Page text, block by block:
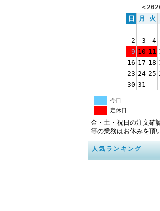
＜
日
月 火
2
3 4
9 10 11
16 17 18
23 24 25
30 31
今日
定休日
金・土・祝日の注文確
等の業務はお休みを頂
人気ランキング